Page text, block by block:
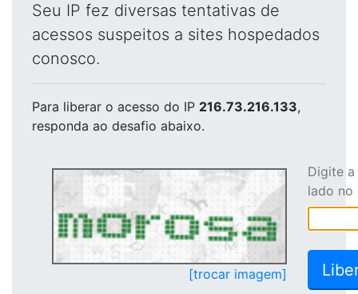
Seu IP fez diversas tentativas de
acessos suspeitos a sites hospedados
conosco.
Para liberar o acesso do IP 216.73.216.133,
responda ao desafio abaixo.
[trocar imagem]
Digite
lado no